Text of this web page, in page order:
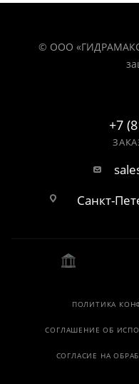
© ООО
+7
Санкт-
ПОЛИТИКА
СОГЛАШЕНИЕ ОБ
СОГЛАСИЕ НА